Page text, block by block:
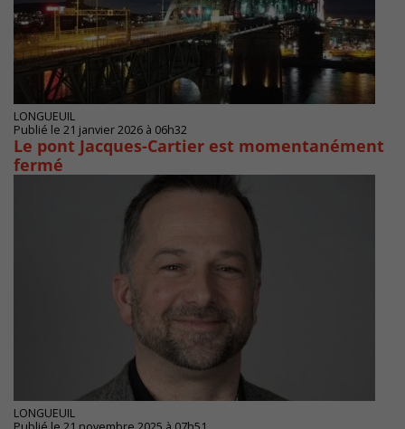
LONGUEUIL
Publié le 21 janvier 2026 à 06h32
Le pont Jacques-Cartier est momentanément
fermé
LONGUEUIL